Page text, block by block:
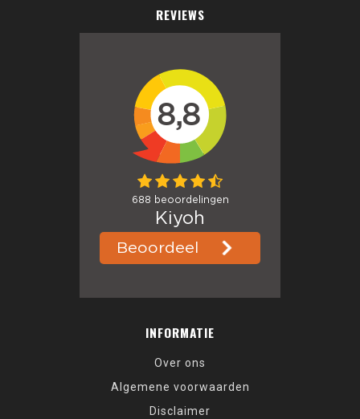
REVIEWS
INFORMATIE
Over ons
Algemene voorwaarden
Disclaimer